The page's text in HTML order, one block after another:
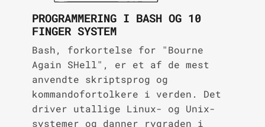
PROGRAMMERING I BASH OG 10
FINGER SYSTEM
Bash, forkortelse for "Bourne
Again SHell", er et af de mest
anvendte skriptsprog og
kommandofortolkere i verden. Det
driver utallige Linux- og Unix-
systemer og danner rygraden i